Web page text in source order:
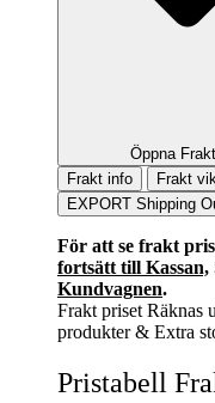
Öppna
Frakt info
Frakt
EXPORT Shipping
För att se frakt pris
fortsätt till Kassan,
Kundvagnen.
Frakt priset Räknas
produkter & Extra
Pristabell